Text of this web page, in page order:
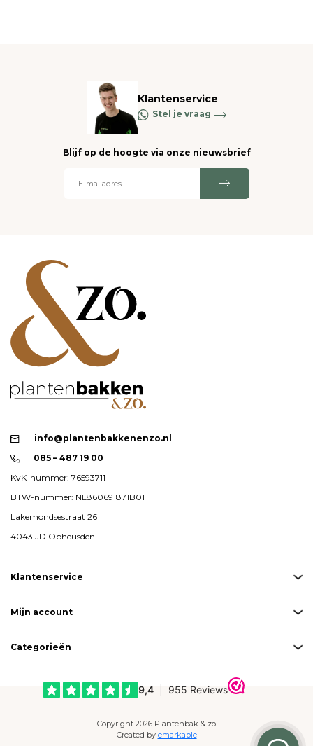
Klantenservice
Stel je vraag
Blijf op de hoogte via onze nieuwsbrief
info@plantenbakkenenzo.nl
085 – 487 19 00
KvK-nummer: 76593711
BTW-nummer: NL860691871B01
Lakemondsestraat 26
4043 JD Opheusden
Klantenservice
Mijn account
Categorieën
Copyright 2026 Plantenbak & zo
Created by emarkable